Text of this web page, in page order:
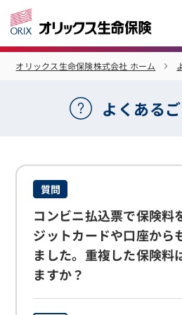
オリックス生命保険株式会社 ホーム
よくある
質問
コンビニ払込票で保険料
ジットカードや口座から
ました。重複した保険料
ますか？